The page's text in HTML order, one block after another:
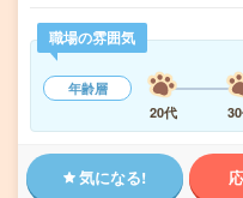
職場の雰囲気
年齢層
20代
気になる!